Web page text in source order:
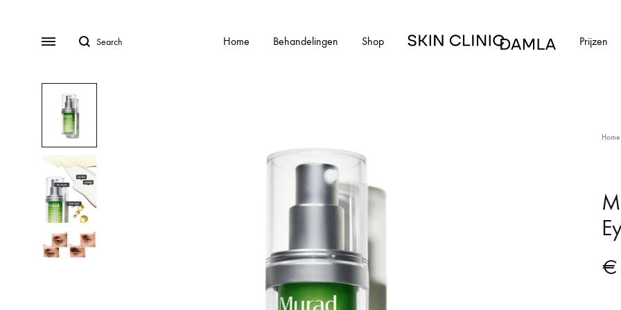
MenuSearch Home Behandelingen
BEHANDELINGEN
Alle behandelingen
Acnebehandeling
Cellulite
HydraFacial
Kalknagels en schimmelnagels
Littekens
Pigmentvlekken
Shop Prijzen
Home
€